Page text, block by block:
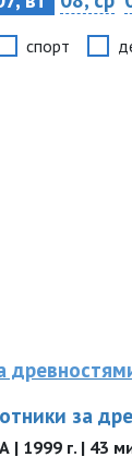
спорт
за
| 1999 г. | 43